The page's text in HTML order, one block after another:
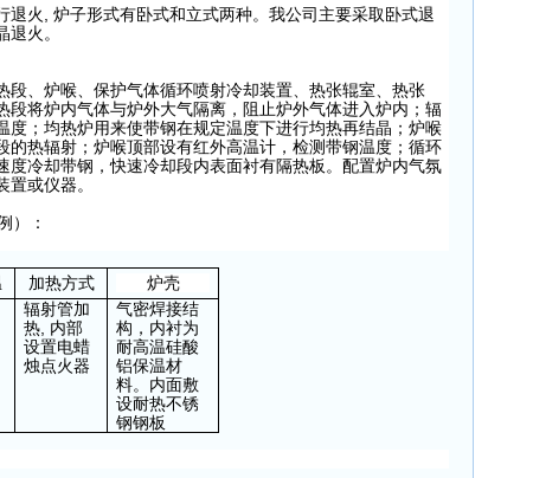
退火, 炉子形式有卧式和立式两种。我公司主要采取卧式退
火。
段、炉喉、保护气体循环喷射冷却装置、热张辊室、热张
段将炉内气体与炉外大气隔离，阻止炉外气体进入炉内；辐
度；均热炉用来使带钢在规定温度下进行均热再结晶；炉喉
的热辐射；炉喉顶部设有红外高温计，检测带钢温度；循环
度冷却带钢，快速冷却段内表面衬有隔热板。配置炉内气氛
或仪器。
）：
加热方式
炉壳
辐射管加
热, 内部
设置电蜡
烛点火器
气密焊接结
构，内衬为
耐高温硅酸
铝保温材
料。内面敷
设耐热不锈
钢钢板